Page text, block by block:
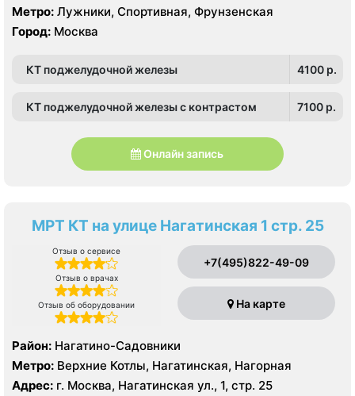
Метро: Лужники, Спортивная, Фрунзенская
Город: Москва
КТ поджелудочной железы 4100 p.
КТ поджелудочной железы с контрастом 7100 p.
Онлайн запись
МРТ КТ на улице Нагатинская 1 стр. 25
Отзыв о сервисе
Отзыв о врачах
Отзыв об оборудовании
+7(495)822-49-09
На карте
Район: Нагатино-Садовники
Метро: Верхние Котлы, Нагатинская, Нагорная
Адрес: г. Москва, Нагатинская ул., 1, стр. 25